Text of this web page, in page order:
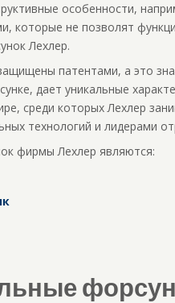
особенности,
которые не позволят
Лехлер.
патентами, а это
дает уникальные
среди которых Лехлер
технологий и лидерами
фирмы Лехлер являются: